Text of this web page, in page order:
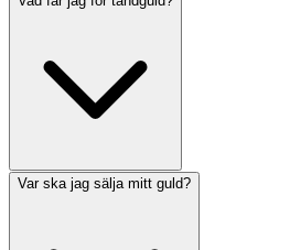
Var ska jag sälja mitt guld?